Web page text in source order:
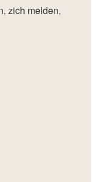
zich melden,